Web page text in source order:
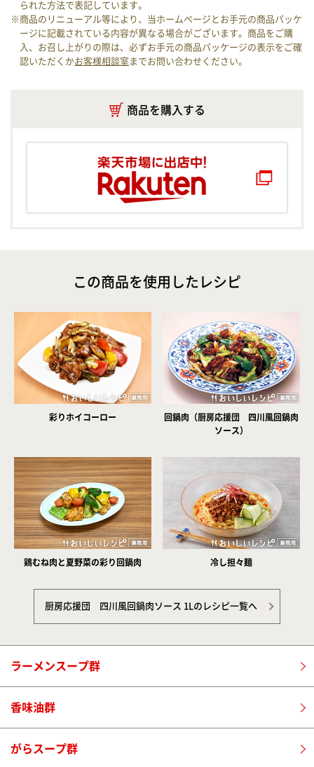
られた方法で表記しています。
※商品のリニューアル等により、当ホームページとお手元の商品パッケ
ージに記載されている内容が異なる場合がございます。商品をご購
入、お召し上がりの際は、必ずお手元の商品パッケージの表示をご確
認いただくかお客様相談室 までお問い合わせください。
商品を購入する
この商品を使用したレシピ
彩りホイコーロー
回鍋肉（厨房応援団 四川風回鍋肉
ソース）
鶏むね肉と夏野菜の彩り回鍋肉 冷し担々麺
厨房応援団 四川風回鍋肉ソース 1Lのレシピ一覧へ
ラーメンスープ群
香味油群
がらスープ群